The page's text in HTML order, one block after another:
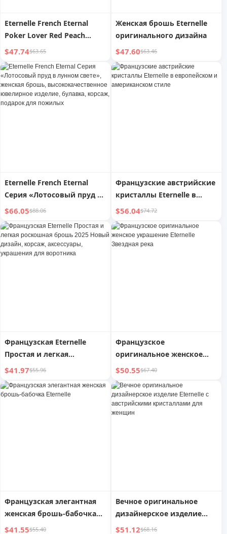
Eternelle French Eternal
Poker Lover Red Peach
Brooch Design Sense Niche
High-End Jewelry Collar Pin
Corsage
$47.74$63.65
Женская брошь Eternelle
оригинального дизайна
$47.60$63.46
Eternelle French Eternal
Серия «Лотосовый пруд в
лунном свете», женская
брошь,
высококачественное
ювелирное изделие,
булавка, корсаж, подарок
$66.05$88.06
Французские австрийские
кристаллы Eternelle в
европейском и
американском стиле
$56.04$74.72
Французская Eternelle
Простая и легкая
роскошная брошь 2025
Новый дизайн, корсаж,
аксессуары, украшения
$41.97$55.96
Французское
оригинальное женское
украшение Eternelle
Звездная река
$50.55$67.40
Французская элегантная
женская брошь-бабочка
Eternelle
$41.55$55.40
Вечное оригинальное
дизайнерское изделие
Eternelle с австрийскими
$51.12$68.16